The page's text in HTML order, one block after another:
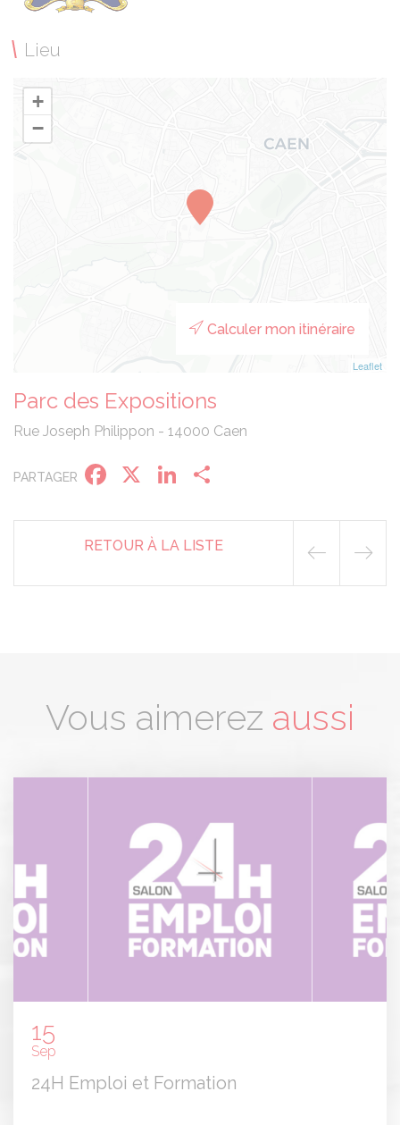
Lieu
+
−
Leaflet
Calculer mon itinéraire
Parc des Expositions
Rue Joseph Philippon - 14000 Caen
PARTAGER Facebook
X LinkedIn
RETOUR À LA LISTE
Vous aimerez aussi
15
Sep
24H Emploi et Formation